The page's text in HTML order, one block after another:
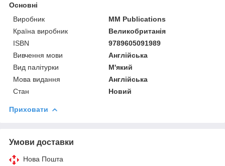
Основні
Виробник
MM Publications
Країна виробник
Великобританія
ISBN
9789605091989
Вивчення мови
Англійська
Вид палітурки
М'який
Мова видання
Англійська
Стан
Новий
Приховати
Умови доставки
Нова Пошта